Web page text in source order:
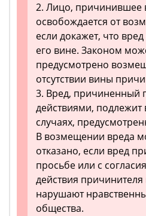
2. Лицо, причинившее
освобождается от
если докажет, что
его вине. Законом
предусмотрено
отсутствии вины
3. Вред, причиненный
действиями,
случаях,
В возмещении вреда
отказано, если вред
просьбе или с
действия причинителя
нарушают
общества.